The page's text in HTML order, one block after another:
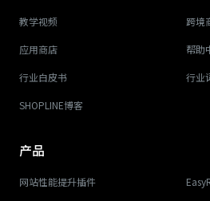
教学视频 跨境
应用商店 帮助
行业白皮书 行业
SHOPLINE博客
产品
网站性能提升插件